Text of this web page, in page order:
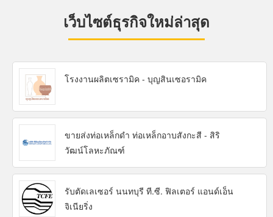
เว็บไซต์ธุรกิจใหม่ล่าสุด
โรงงานผลิตเซรามิค - บุญสินเซอรามิค
ขายส่งท่อเหล็กดำ ท่อเหล็กอาบสังกะสี - สิริ
วัฒน์โลหะภัณฑ์
รับตัดเลเซอร์ นนทบุรี ที.ซี. ฟิลเตอร์ แอนด์เอ็น
จิเนียริ่ง